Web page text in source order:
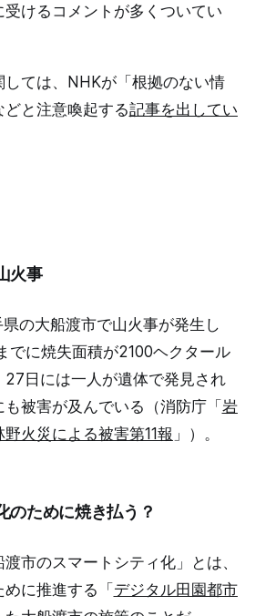
受けるコメントが多くついてい
しては、NHKが「根拠のない情
と注意喚起する記事を出してい
火事
の大船渡市で山火事が発生し
でに焼失面積が2100ヘクタール
27日には一人が遺体で発見され
被害が及んでいる（消防庁「岩
火災による被害第11報 」）。
のために焼き払う？
市のスマートシティ化」とは、
に推進する「デジタル田園都市